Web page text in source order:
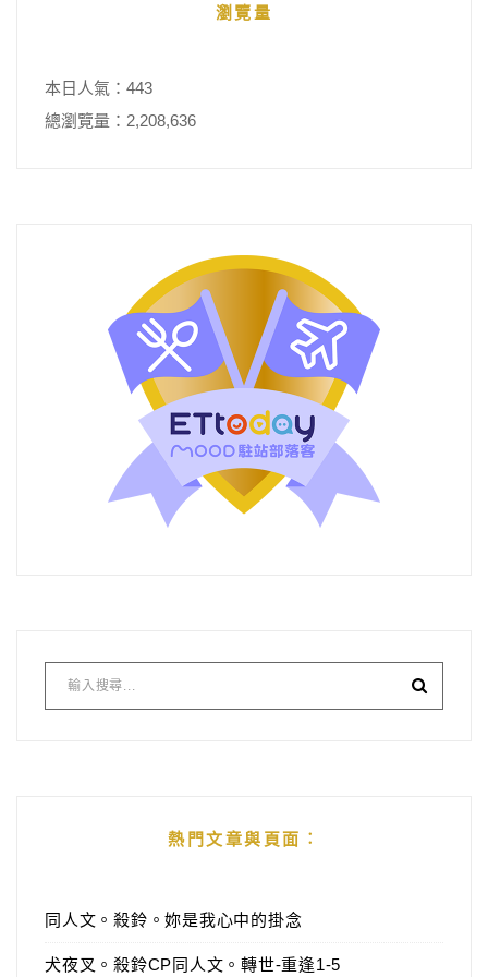
瀏覽量
本日人氣：443
總瀏覽量：2,208,636
熱門文章與頁面︰
同人文。殺鈴。妳是我心中的掛念
犬夜叉。殺鈴CP同人文。轉世-重逢1-5